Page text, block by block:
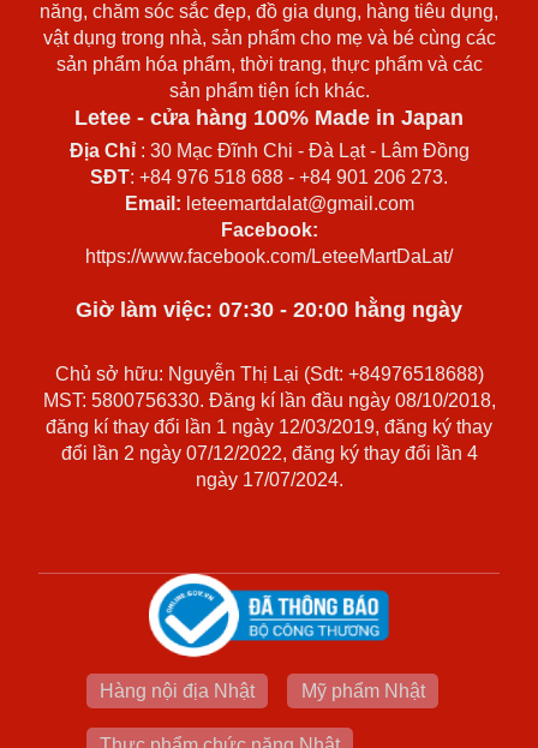
năng, chăm sóc sắc đẹp, đồ gia dụng, hàng tiêu dụng,
vật dụng trong nhà, sản phẩm cho mẹ và bé cùng các
sản phẩm hóa phẩm, thời trang, thực phẩm và các
sản phẩm tiện ích khác.
Letee - cửa hàng 100% Made in Japan
Địa Chỉ: 30 Mạc Đĩnh Chi - Đà Lạt - Lâm Đồng
SĐT: +84 976 518 688 - +84 901 206 273.
Email: leteemartdalat@gmail.com
Facebook:
https://www.facebook.com/LeteeMartDaLat/
Giờ làm việc: 07:30 - 20:00 hằng ngày
Chủ sở hữu: Nguyễn Thị Lại (Sdt: +84976518688)
MST: 5800756330. Đăng kí lần đầu ngày 08/10/2018,
đăng kí thay đổi lần 1 ngày 12/03/2019, đăng ký thay
đổi lần 2 ngày 07/12/2022, đăng ký thay đổi lần 4
ngày 17/07/2024.
Hàng nội địa Nhật Mỹ phẩm Nhật